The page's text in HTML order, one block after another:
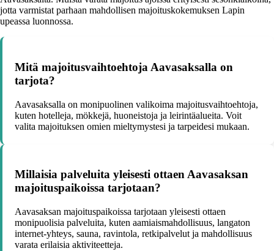
jotta varmistat parhaan mahdollisen majoituskokemuksen Lapin
upeassa luonnossa.
Mitä majoitusvaihtoehtoja Aavasaksalla on
tarjota?
Aavasaksalla on monipuolinen valikoima majoitusvaihtoehtoja,
kuten hotelleja, mökkejä, huoneistoja ja leirintäalueita. Voit
valita majoituksen omien mieltymystesi ja tarpeidesi mukaan.
Millaisia palveluita yleisesti ottaen Aavasaksan
majoituspaikoissa tarjotaan?
Aavasaksan majoituspaikoissa tarjotaan yleisesti ottaen
monipuolisia palveluita, kuten aamiaismahdollisuus, langaton
internet-yhteys, sauna, ravintola, retkipalvelut ja mahdollisuus
varata erilaisia aktiviteetteja.